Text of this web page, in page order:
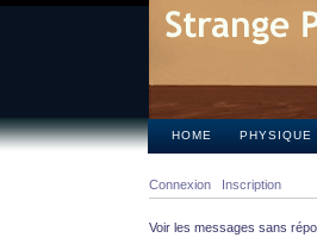
HOME PHYSIQUE
Connexion Inscription
Voir les messages sans